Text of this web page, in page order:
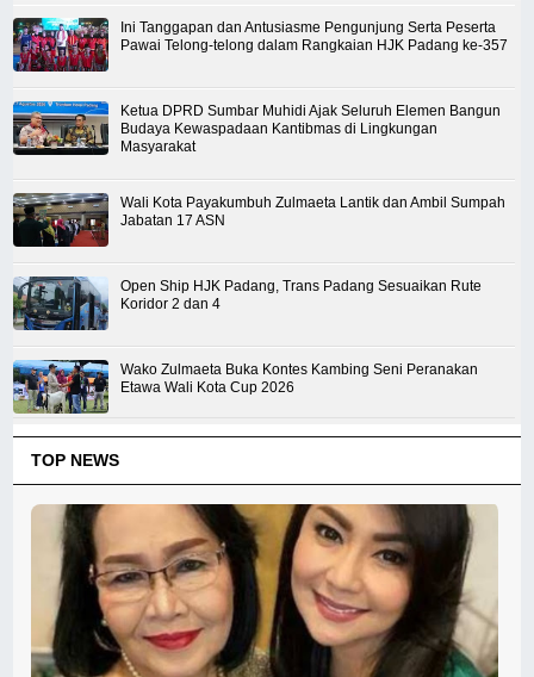
Ini Tanggapan dan Antusiasme Pengunjung Serta Peserta
Pawai Telong-telong dalam Rangkaian HJK Padang ke-357
Ketua DPRD Sumbar Muhidi Ajak Seluruh Elemen Bangun
Budaya Kewaspadaan Kantibmas di Lingkungan
Masyarakat
Wali Kota Payakumbuh Zulmaeta Lantik dan Ambil Sumpah
Jabatan 17 ASN
Open Ship HJK Padang, Trans Padang Sesuaikan Rute
Koridor 2 dan 4
Wako Zulmaeta Buka Kontes Kambing Seni Peranakan
Etawa Wali Kota Cup 2026
TOP NEWS